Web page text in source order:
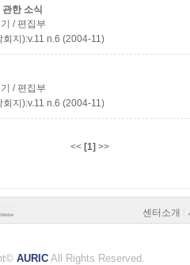
한 소식
/ 편집부
지):v.11 n.6 (2004-11)
/ 편집부
지):v.11 n.6 (2004-11)
<< [1] >>
센터소개
AURIC All Rights Reserved.